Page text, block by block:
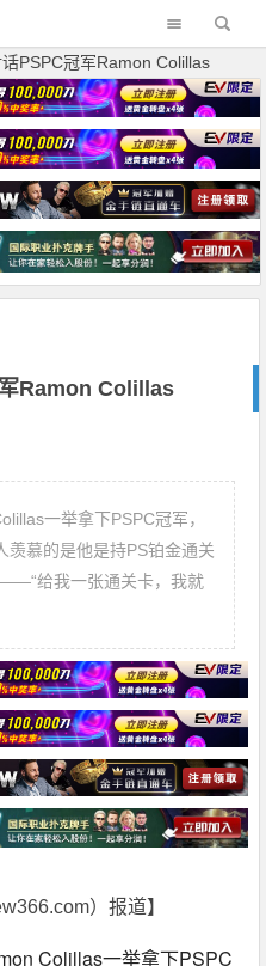
PSPC冠军Ramon Colillas
Ramon Colillas
一举拿下PSPC冠军，
羡慕的是他是持PS铂金通关
给我一张通关卡，我就
）报道】
Colillas一举拿下PSPC